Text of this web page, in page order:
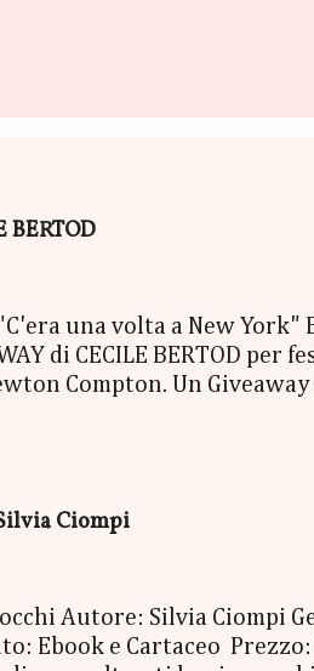
BERTOD
"C'era una volta a New
di CECILE BERTOD
Compton. Un
Mucchina Portachiavi
Ciompi
Autore: Silvia Ciompi
Ebook e Cartaceo